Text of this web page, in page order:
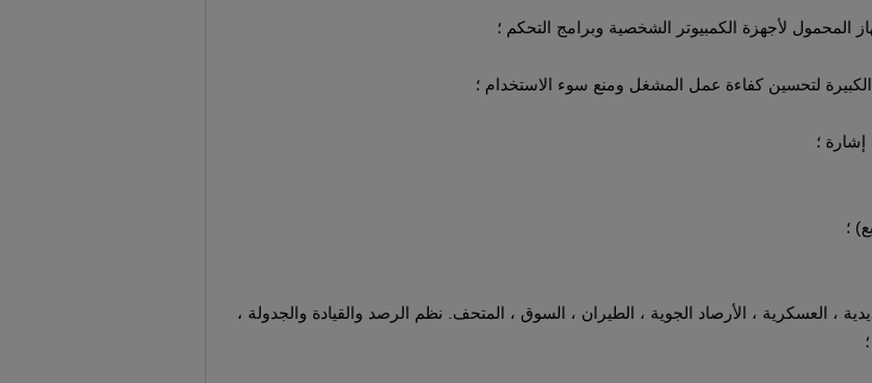
لأجهزة الكمبيوتر الشخصية وبرامج التحكم ؛
لتحسين كفاءة عمل المشغل ومنع سوء الاستخدام ؛
؛
، العسكرية ، الأرصاد الجوية ، الطيران ، السوق ، المتحف.
نظم الرصد والقيادة والجدولة ،